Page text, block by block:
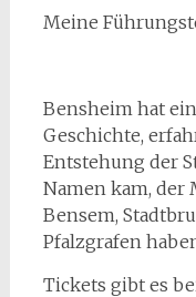
Meine
Bensheim hat
Geschichte,
Entstehung der
Namen kam, der
Bensem,
Pfalzgrafen
Tickets gibt es